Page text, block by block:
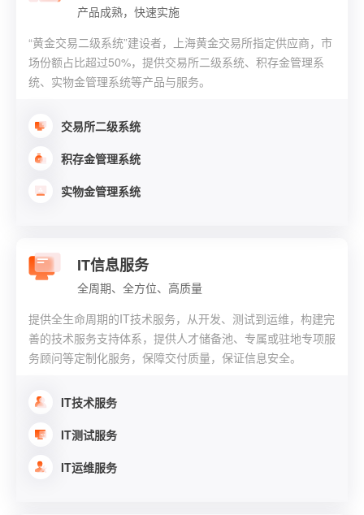
产品成熟，快速实施
“黄金交易二级系统”建设者，上海黄金交易所指定供应商，市
场份额占比超过50%，提供交易所二级系统、积存金管理系
统、实物金管理系统等产品与服务。
交易所二级系统
积存金管理系统
实物金管理系统
IT信息服务
全周期、全方位、高质量
提供全生命周期的IT技术服务，从开发、测试到运维，构建完
善的技术服务支持体系，提供人才储备池、专属或驻地专项服
务顾问等定制化服务，保障交付质量，保证信息安全。
IT技术服务
IT测试服务
IT运维服务